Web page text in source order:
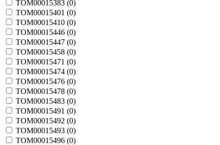
TOM00015383 (0)
TOM00015401 (0)
TOM00015410 (0)
TOM00015446 (0)
TOM00015447 (0)
TOM00015458 (0)
TOM00015471 (0)
TOM00015474 (0)
TOM00015476 (0)
TOM00015478 (0)
TOM00015483 (0)
TOM00015491 (0)
TOM00015492 (0)
TOM00015493 (0)
TOM00015496 (0)